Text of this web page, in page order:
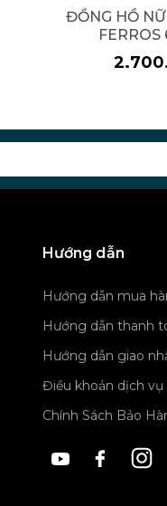
ĐỒNG HỒ
FERROS
Hướng dẫn
Hướng dẫn mua
Hướng dẫn thanh
Hướng dẫn giao
Điều khoản dịch vụ
Chính Sách Bảo